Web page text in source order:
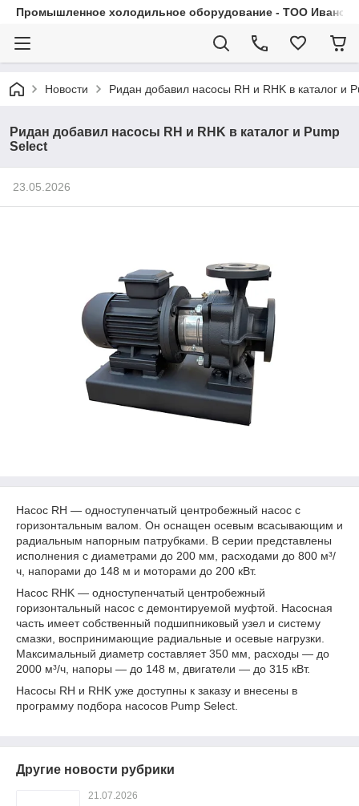
Промышленное холодильное оборудование - ТОО
Новости Ридан добавил насосы RH и RHK в каталог и
Ридан добавил насосы RH и RHK в каталог и Pump
Select
23.05.2026
Насос RH — одноступенчатый центробежный насос с
горизонтальным валом. Он оснащен осевым всасывающим и
радиальным напорным патрубками. В серии представлены
исполнения с диаметрами до 200 мм, расходами до 800 м³/
ч, напорами до 148 м и моторами до 200 кВт.
Насос RHK — одноступенчатый центробежный
горизонтальный насос с демонтируемой муфтой. Насосная
часть имеет собственный подшипниковый узел и систему
смазки, воспринимающие радиальные и осевые нагрузки.
Максимальный диаметр составляет 350 мм, расходы — до
2000 м³/ч, напоры — до 148 м, двигатели — до 315 кВт.
Насосы RH и RHK уже доступны к заказу и внесены в
программу подбора насосов Pump Select.
Другие новости рубрики
21.07.2026